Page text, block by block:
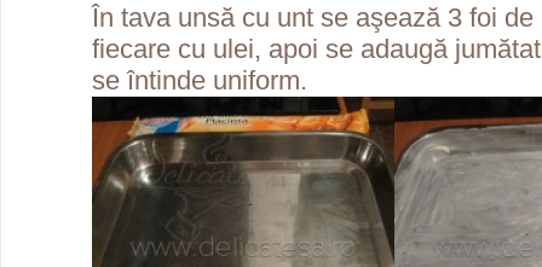
În tava unsă cu unt se aşează 3 foi
fiecare cu ulei, apoi se adaugă
se întinde uniform.